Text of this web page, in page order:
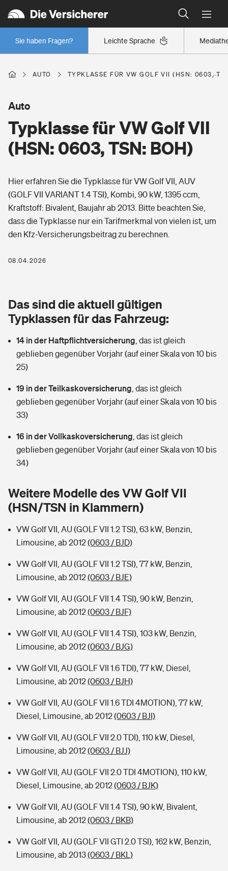
Leichte Sprache
Sie haben Fragen?
Wer versichert was: Jetzt Versicherer finden
Regionalklassen: So ist Ihre Region eingestuft
Wer versichert was: Jetzt Versicherer finden
Berufsunfähigkeitsversicherung
Erwerbsunfähigkeitsversicherung
Grundfähigkeitsversicherung
Arbeitsrechtsschutz
Berufshaftpflichtversicherung
Zur Übersicht
Tools
Wer versichert was: Jetzt Versicherer finden
Sie haben Fragen?
Wohnen
Elementarversicherung
Glasversicherung
Mietkautionsversicherung
Restkreditversicherung
Zur Übersicht
Tools
Wer versichert was: Jetzt Versicherer finden
Sie haben Fragen?
Freizeit
Pri­vate Haft­pflicht­
Kinderunfall­ver­si­che­rung
Kinderinvalidität
Hundehalter-Haftpflicht
Handyversicherung
Musikinstrumentenversicherung
Zur Übersicht
Kinderunfall-Check: Mehr Sicherheit für deine Kids
Typklassen: So ist Ihr Auto eingestuft
Gesundheit
Private Krankenversicherung
Dread-Disease-Versicherung
Tierkrankenversicherung
Zur Übersicht
Tools
Wer versichert was: Jetzt Versicherer finden
Sie haben Fragen?
Rentenrechner: Wie viel Geld bekomme ich im Alter?
AUTO TYPKLASSE FÜR VW GOLF VII (HSN: 0603,
Typklasse für VW Golf VII
(HSN: 0603, TSN: BOH)
Auto
Hier erfahren Sie die Typklasse für VW Golf VII, AUV
(GOLF VII VARIANT 1.4 TSI), Kombi, 90 kW, 1395 ccm,
Kraftstoff: Bivalent, Baujahr ab 2013. Bitte beachten Sie,
dass die Typklasse nur ein Tarifmerkmal von vielen ist, um
den Kfz-Versicherungsbeitrag zu berechnen.
08.04.2026
Das sind die aktuell gültigen
Typklassen für das Fahrzeug:
14 in der Haftpflichtversicherung das ist gleich
geblieben gegenüber Vorjahr (auf einer Skala von 10 bis
25)
19 in der Teilkaskoversicherung das ist gleich
geblieben gegenüber Vorjahr (auf einer Skala von 10 bis
33)
16 in der Vollkaskoversicherung das ist gleich
geblieben gegenüber Vorjahr (auf einer Skala von 10 bis
34)
Weitere Modelle des VW Golf VII
(HSN/TSN in Klammern)
VW Golf VII, AU (GOLF VII 1.2 TSI), 63 kW, Benzin,
Limousine, ab 2012(0603 / BJD)
VW Golf VII, AU (GOLF VII 1.2 TSI), 77 kW, Benzin,
Limousine, ab 2012(0603 / BJE)
VW Golf VII, AU (GOLF VII 1.4 TSI), 90 kW, Benzin,
Limousine, ab 2012(0603 / BJF)
VW Golf VII, AU (GOLF VII 1.4 TSI), 103 kW, Benzin,
Limousine, ab 2012(0603 / BJG)
VW Golf VII, AU (GOLF VII 1.6 TDI), 77 kW, Diesel,
Limousine, ab 2012(0603 / BJH)
VW Golf VII, AU (GOLF VII 1.6 TDI 4MOTION), 77 kW,
Diesel, Limousine, ab 2012(0603 / BJI)
VW Golf VII, AU (GOLF VII 2.0 TDI), 110 kW, Diesel,
Limousine, ab 2012(0603 / BJJ)
VW Golf VII, AU (GOLF VII 2.0 TDI 4MOTION), 110 kW,
Diesel, Limousine, ab 2012(0603 / BJK)
VW Golf VII, AU (GOLF VII 1.4 TSI), 90 kW, Bivalent,
Limousine, ab 2012(0603 / BKB)
VW Golf VII, AU (GOLF VII GTI 2.0 TSI), 162 kW, Benzin,
Limousine, ab 2013(0603 / BKL)